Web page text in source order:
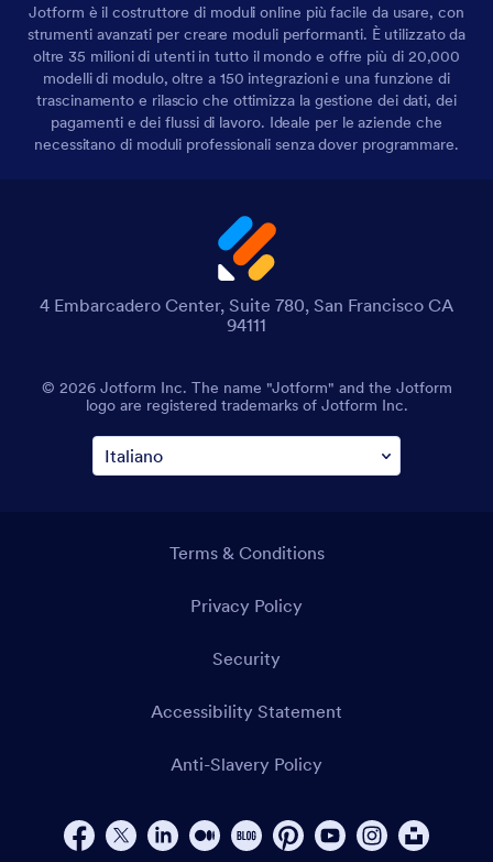
Jotform è il costruttore di moduli online più facile da usare, con
strumenti avanzati per creare moduli performanti. È utilizzato da
oltre 35 milioni di utenti in tutto il mondo e offre più di 20,000
modelli di modulo, oltre a 150 integrazioni e una funzione di
trascinamento e rilascio che ottimizza la gestione dei dati, dei
pagamenti e dei flussi di lavoro. Ideale per le aziende che
necessitano di moduli professionali senza dover programmare.
4 Embarcadero Center, Suite 780, San Francisco CA
94111
© 2026 Jotform Inc. The name "Jotform" and the Jotform
logo are registered trademarks of Jotform Inc.
Terms & Conditions
Privacy Policy
Security
Accessibility Statement
Anti-Slavery Policy